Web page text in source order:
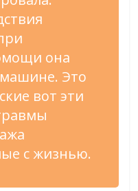
она
машине. Это
вот эти
с жизнью.